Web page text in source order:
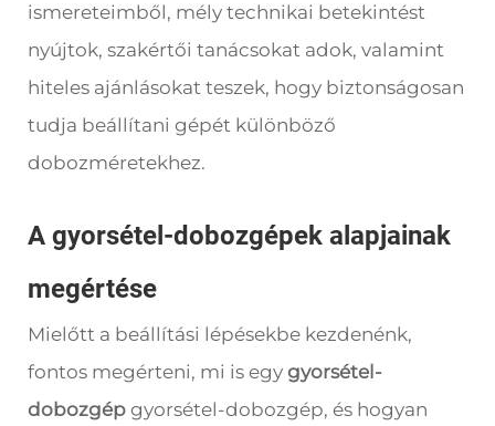
ismereteimből, mély technikai betekintést
nyújtok, szakértői tanácsokat adok, valamint
hiteles ajánlásokat teszek, hogy biztonságosan
tudja beállítani gépét különböző
dobozméretekhez.
A gyorsétel-dobozgépek alapjainak
megértése
Mielőtt a beállítási lépésekbe kezdenénk,
fontos megérteni, mi is egy gyorsétel-
dobozgép gyorsétel-dobozgép, és hogyan